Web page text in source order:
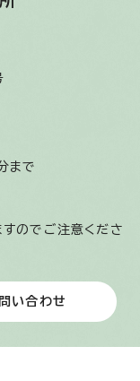
まで
のでご注意くださ
い合わせ